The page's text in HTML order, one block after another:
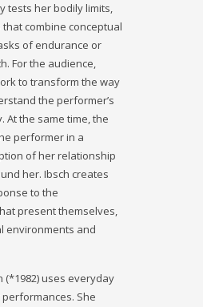
tests her bodily limits,
that combine conceptual
of endurance or
For the audience,
to transform the way
the performer’s
At the same time, the
performer in a
of her relationship
her. Ibsch creates
to the
present themselves,
environments and
(*1982) uses everyday
She